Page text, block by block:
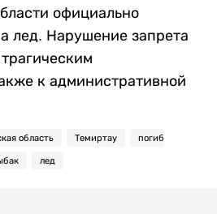
официально
лед. Нарушение запрета
к административной
область Темиртау погиб
лед